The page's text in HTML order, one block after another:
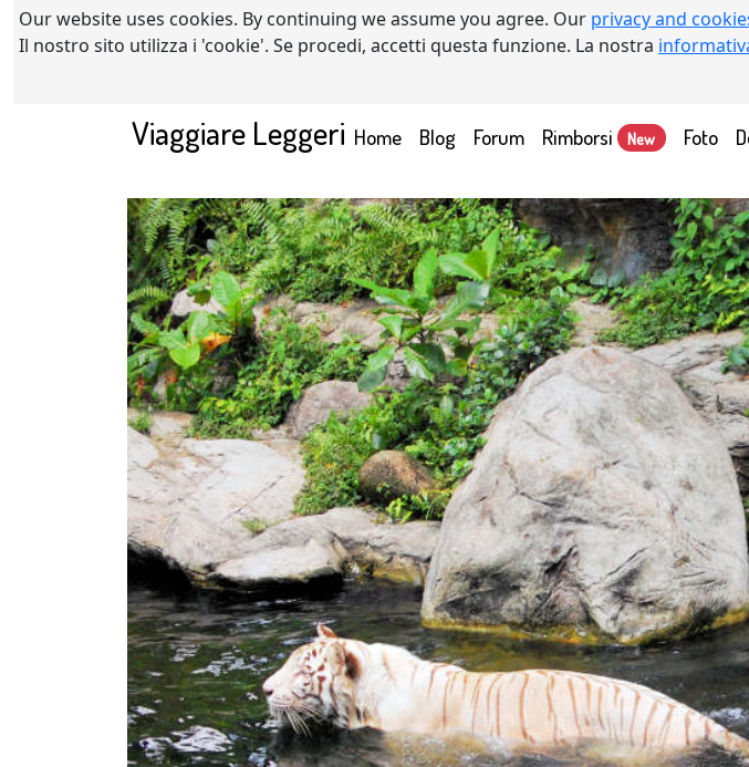
Our website uses cookies. By continuing we assume you agree. Our privacy and
Il nostro sito utilizza i 'cookie'. Se procedi, accetti questa funzione. La nostra
Viaggiare Leggeri Home(current)
Blog Forum Rimborsi New Foto